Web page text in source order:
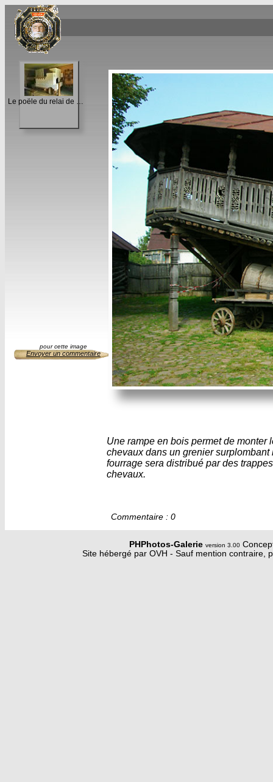
pour cette image
Envoyer un commentaire
Une rampe en bois permet de monter
chevaux dans un grenier surplombant
fourrage sera distribué par des
chevaux.
Commentaire : 0
PHPhotos-Galerie version 3.00
Site hébergé par OVH - Sauf mention contraire,